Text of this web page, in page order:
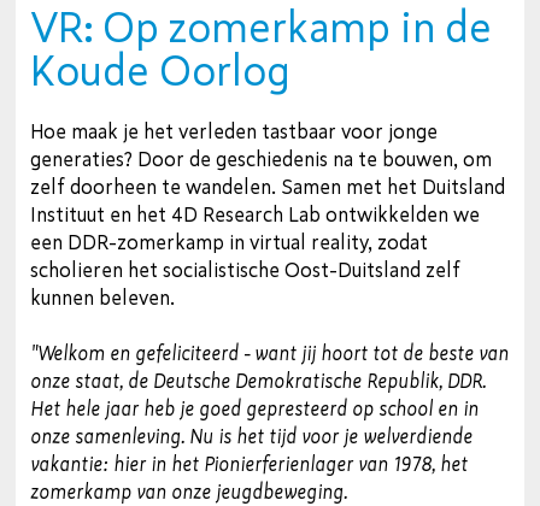
VR: Op zomerkamp in de
Koude Oorlog
Hoe maak je het verleden tastbaar voor jonge
generaties? Door de geschiedenis na te bouwen, om
zelf doorheen te wandelen. Samen met het Duitsland
Instituut en het 4D Research Lab ontwikkelden we
een DDR-zomerkamp in virtual reality, zodat
scholieren het socialistische Oost-Duitsland zelf
kunnen beleven.
"Welkom en gefeliciteerd - want jij hoort tot de beste van
onze staat, de Deutsche Demokratische Republik, DDR.
Het hele jaar heb je goed gepresteerd op school en in
onze samenleving. Nu is het tijd voor je welverdiende
vakantie: hier in het Pionierferienlager van 1978, het
zomerkamp van onze jeugdbeweging.